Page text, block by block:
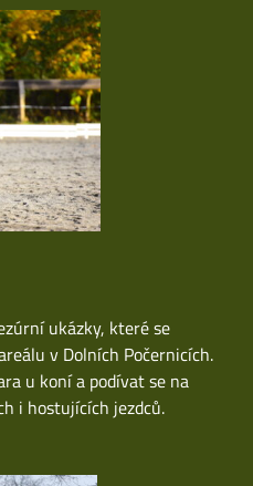
ukázky, které se
v Dolních Počernicích.
u koní a podívat se na
i hostujících jezdců.